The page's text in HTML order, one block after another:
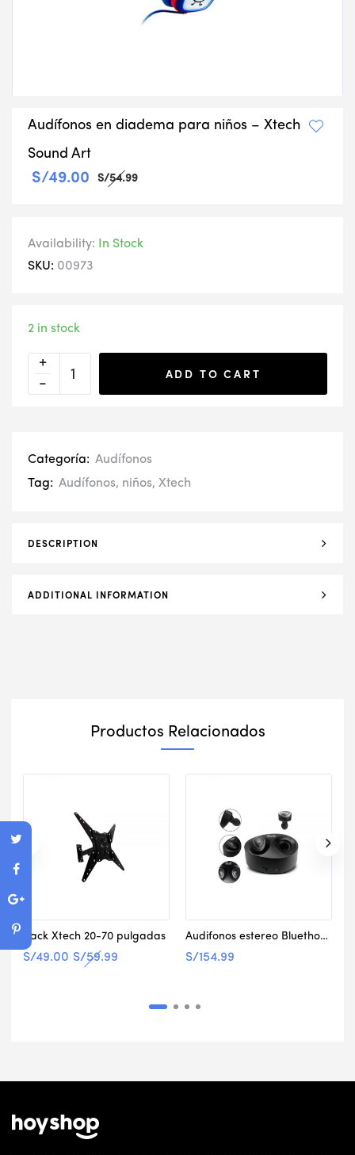
Audífonos en diadema para niños – Xtech
Sound Art
S/54.99
S/49.00
Availability:
In Stock
SKU: 00973
2 in stock
ADD TO CART
Categoría: Audífonos
Tag: Audífonos, niños, Xtech
DESCRIPTION
ADDITIONAL INFORMATION
Productos Relacionados
Rack Xtech 20-70 pulgadas
S/59.99
S/49.00
Audifonos estereo Bluethooth Klip Xtreme
S/154.99